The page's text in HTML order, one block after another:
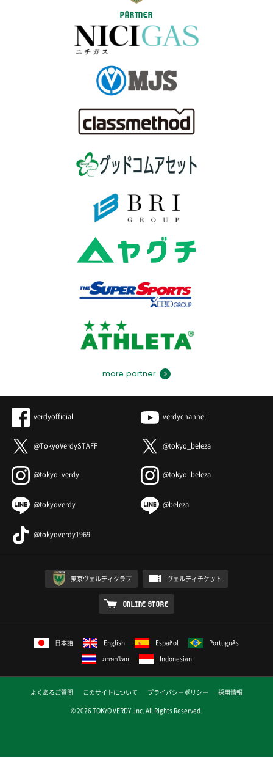
PARTNER
more partner
verdyofficial verdychannel
@TokyoVerdySTAFF @tokyo_beleza
@tokyo_verdy @tokyo_beleza
@tokyoverdy @beleza
@tokyoverdy1969
東京ヴェルディクラブ ヴェルディチケット
ONLINE STORE
日本語 English Español
Português
ภาษาไทย
Indonesian
よくあるご質問 このサイトについて プライバシーポリシー
採用情報
© 2026 TOKYO VERDY ,inc. All Rights Reserved.